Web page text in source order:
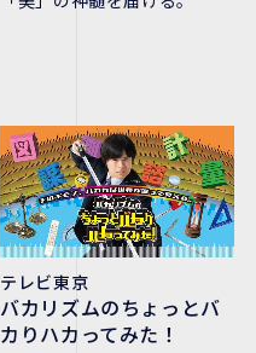
テレビ東京
バカリズムのちょっとバ
カりハカってみた！